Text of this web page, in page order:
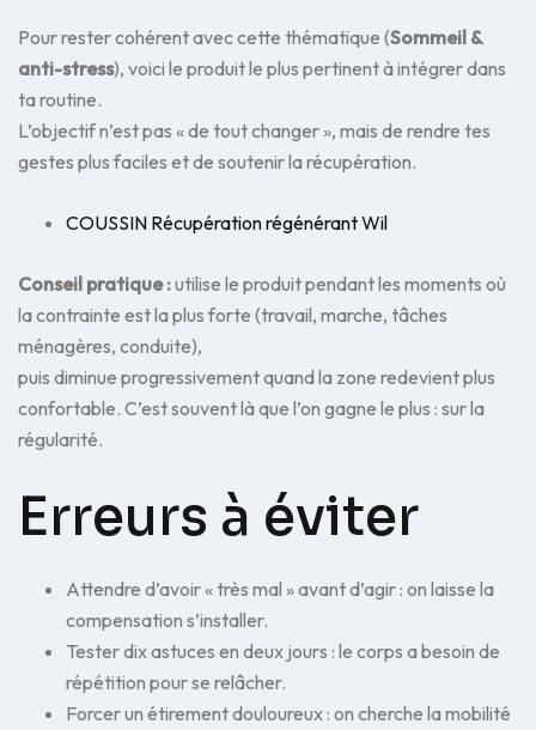
Pour rester cohérent avec cette thématique (Sommeil &
anti-stress), voici le produit le plus pertinent à intégrer dans
ta routine.
L’objectif n’est pas « de tout changer », mais de rendre tes
gestes plus faciles et de soutenir la récupération.
COUSSIN Récupération régénérant Wil
Conseil pratique :utilise le produit pendant les moments où
la contrainte est la plus forte (travail, marche, tâches
ménagères, conduite),
puis diminue progressivement quand la zone redevient plus
confortable. C’est souvent là que l’on gagne le plus : sur la
régularité.
Erreurs à éviter
Attendre d’avoir « très mal » avant d’agir : on laisse la
compensation s’installer.
Tester dix astuces en deux jours : le corps a besoin de
répétition pour se relâcher.
Forcer un étirement douloureux : on cherche la mobilité